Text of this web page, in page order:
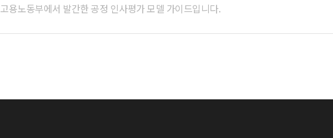
고용노동부에서 발간한 공정 인사평가 모델 가이드입니다.